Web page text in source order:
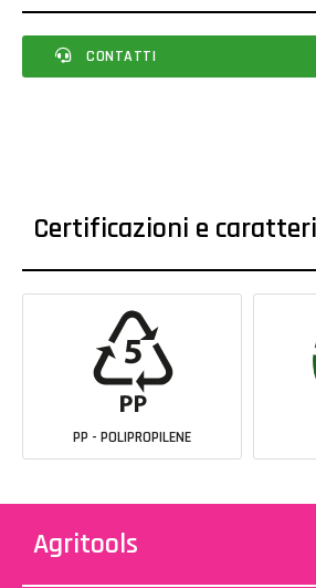
CONTATTI
Certificazioni e
PP - POLIPROPILENE
Agritools